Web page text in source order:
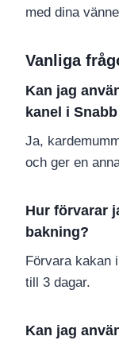
med dina
Vanliga
Kan jag
kanel i
Ja,
och ger en
Hur förvarar
bakning?
Förvara kakan
till 3 dagar.
Kan jag